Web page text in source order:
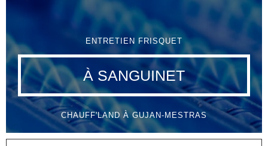
ENTRETIEN FRISQUET
À SANGUINET
CHAUFF'LAND À GUJAN-MESTRAS